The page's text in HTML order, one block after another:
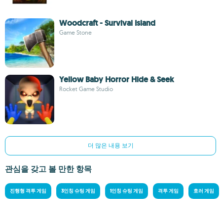
Woodcraft - Survival Island
Game Stone
Yellow Baby Horror Hide & Seek
Rocket Game Studio
더 많은 내용 보기
관심을 갖고 볼 만한 항목
진행형 격투 게임 3인칭 슈팅 게임 1인칭 슈팅 게임 격투 게임 호러 게임